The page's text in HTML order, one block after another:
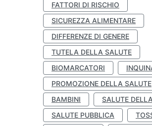
FATTORI DI RISCHIO
SICUREZZA ALIMENTARE
DIFFERENZE DI GENERE
TUTELA DELLA SALUTE
BIOMARCATORI
PROMOZIONE DELLA SALUTE
BAMBINI
SALUTE
SALUTE PUBBLICA